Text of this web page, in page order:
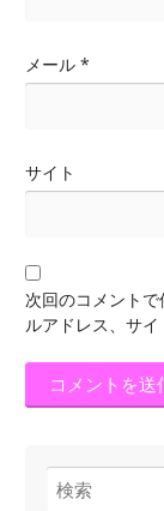
メール*
サイト
次回のコメント
ルアドレス、サイ
検索: